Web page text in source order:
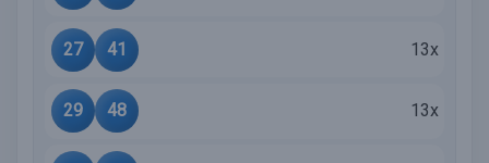
27 41 13x
29 48 13x